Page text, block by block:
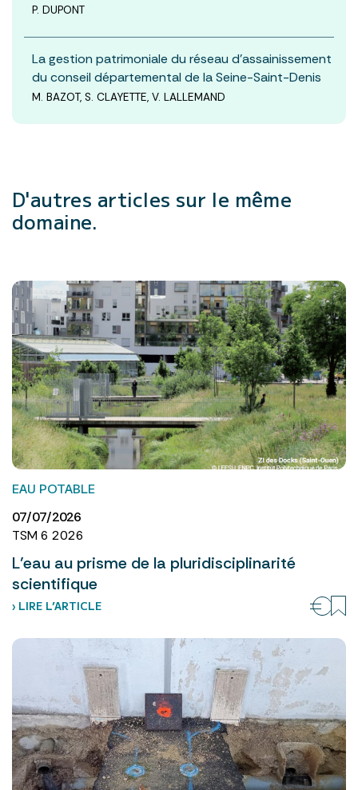
P. DUPONT
La gestion patrimoniale du réseau d’assainissement
du conseil départemental de la Seine-Saint-Denis
M. BAZOT, S. CLAYETTE, V. LALLEMAND
D'autres articles sur le même
domaine.
EAU POTABLE
07/07/2026
TSM 6 2026
L’eau au prisme de la pluridisciplinarité
scientifique
› LIRE L’ARTICLE